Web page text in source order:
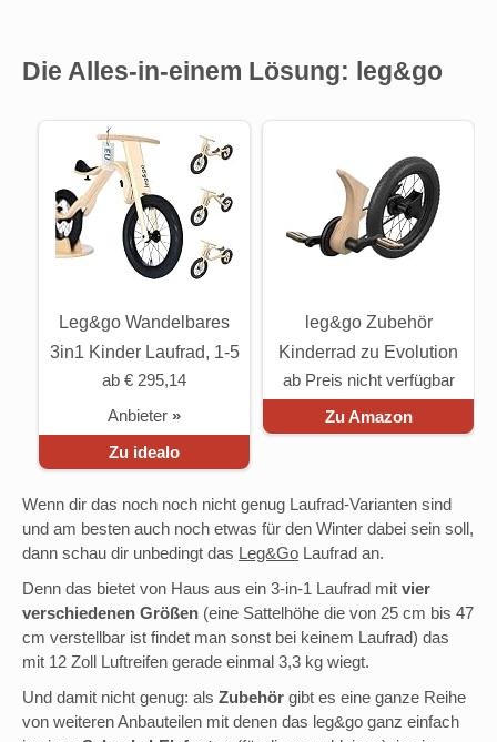
Die Alles-in-einem Lösung: leg&go
leg&go Zubehör
Kinderrad zu Evolution
3in1 Laufrad 3-6 Jahre
ab Preis nicht verfügbar
Zu Amazon
Leg&go Wandelbares
3in1 Kinder Laufrad, 1-5
Jahre
ab € 295,14
Anbieter »
Zu idealo
Wenn dir das noch noch nicht genug Laufrad-Varianten sind
und am besten auch noch etwas für den Winter dabei sein soll,
dann schau dir unbedingt das Leg&Go Laufrad an.
Denn das bietet von Haus aus ein 3-in-1 Laufrad mit vier
verschiedenen Größen (eine Sattelhöhe die von 25 cm bis 47
cm verstellbar ist findet man sonst bei keinem Laufrad) das
mit 12 Zoll Luftreifen gerade einmal 3,3 kg wiegt.
Und damit nicht genug: als Zubehör gibt es eine ganze Reihe
von weiteren Anbauteilen mit denen das leg&go ganz einfach